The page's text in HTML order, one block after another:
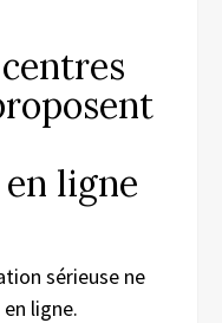
en ligne
sérieuse ne
ligne.